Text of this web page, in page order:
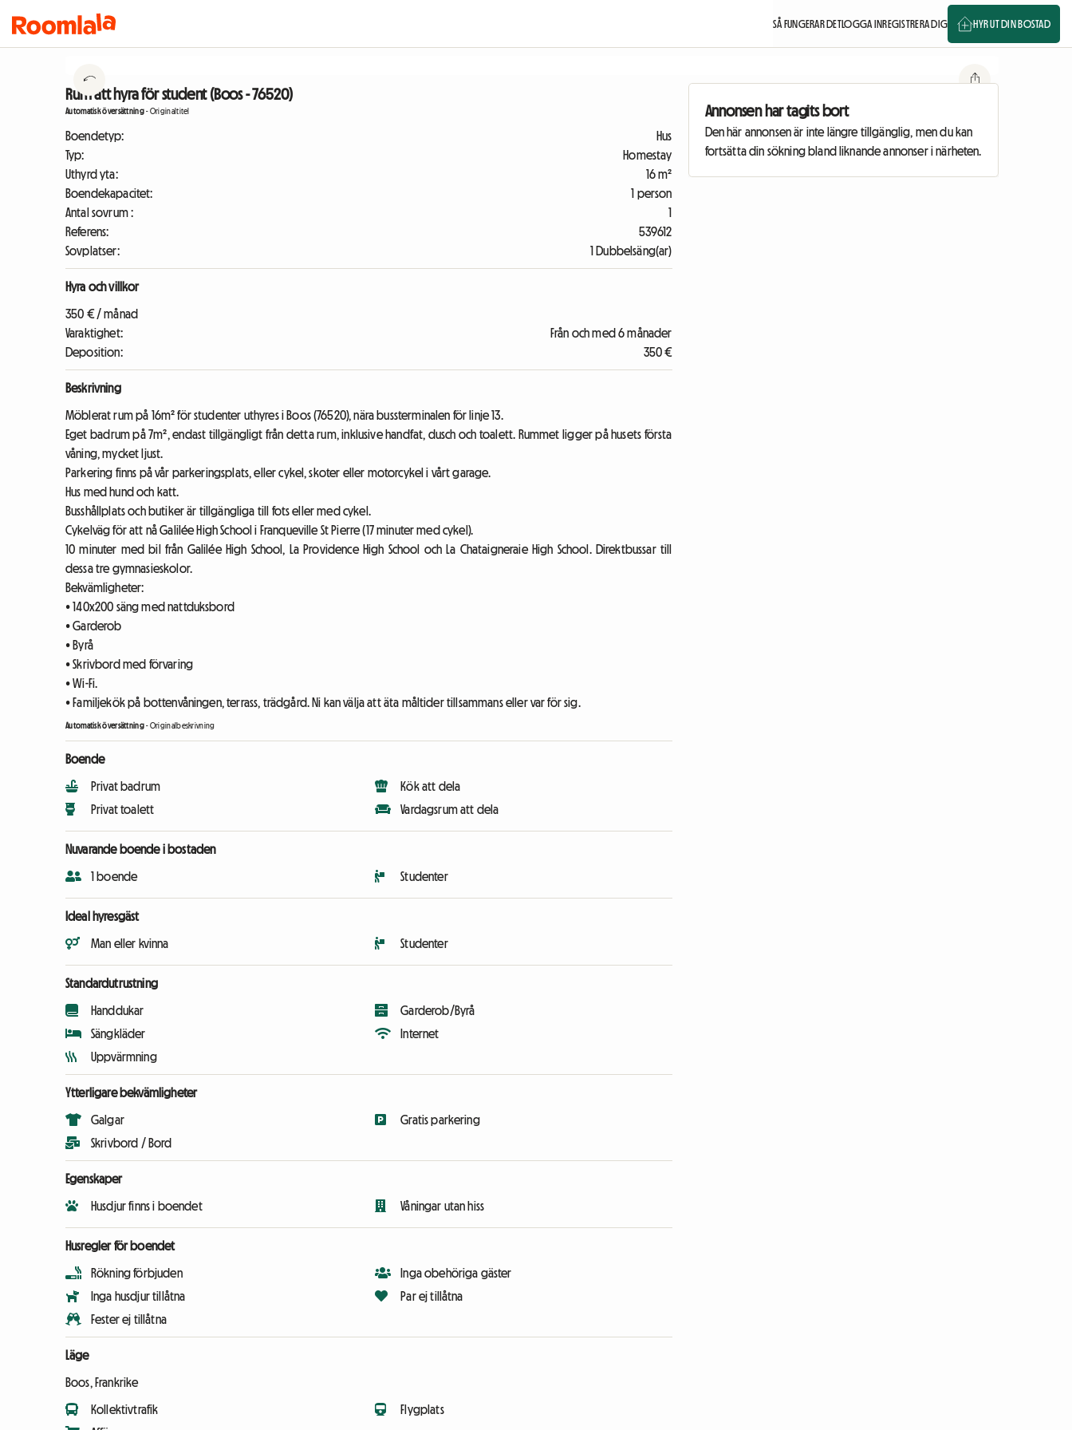
SÅ FUNGERAR DETLOGGA INREGISTRERA DIG HYR UT DIN BOSTAD
Rum att hyra för student (Boos - 76520)
Automatisk översättning-Originaltitel
Boendetyp:
Hus
Typ:
Homestay
Uthyrd yta:
16 m²
Boendekapacitet:
1 person
Antal sovrum :
1
Referens:
539612
Sovplatser:
1 Dubbelsäng(ar)
Hyra och villkor
350 € / månad
Varaktighet:
Från och med 6 månader
Deposition:
350 €
Beskrivning
Möblerat rum på 16m² för studenter uthyres i Boos (76520), nära bussterminalen för linje 13.
Eget badrum på 7m², endast tillgängligt från detta rum, inklusive handfat, dusch och toalett. Rummet ligger på husets första
våning, mycket ljust.
Parkering finns på vår parkeringsplats, eller cykel, skoter eller motorcykel i vårt garage.
Hus med hund och katt.
Busshållplats och butiker är tillgängliga till fots eller med cykel.
Cykelväg för att nå Galilée High School i Franqueville St Pierre (17 minuter med cykel).
10 minuter med bil från Galilée High School, La Providence High School och La Chataigneraie High School. Direktbussar till
dessa tre gymnasieskolor.
Bekvämligheter:
• 140x200 säng med nattduksbord
• Garderob
• Byrå
• Skrivbord med förvaring
• Wi-Fi.
• Familjekök på bottenvåningen, terrass, trädgård. Ni kan välja att äta måltider tillsammans eller var för sig.
Automatisk översättning-Originalbeskrivning
Boende
Privat badrum
Privat toalett
Kök att dela
Vardagsrum att dela
Nuvarande boende i bostaden
1 boende Studenter
Ideal hyresgäst
Man eller kvinna Studenter
Standardutrustning
Handdukar
Sängkläder
Uppvärmning
Garderob/Byrå
Internet
Ytterligare bekvämligheter
Galgar
Skrivbord / Bord
Gratis parkering
Egenskaper
Husdjur finns i boendet Våningar utan hiss
Husregler för boendet
Rökning förbjuden
Inga husdjur tillåtna
Fester ej tillåtna
Inga obehöriga gäster
Par ej tillåtna
Läge
Boos, Frankrike
Kollektivtrafik
Flygplats
Annonsen har tagits bort
Den här annonsen är inte längre tillgänglig, men du kan
fortsätta din sökning bland liknande annonser i närheten.